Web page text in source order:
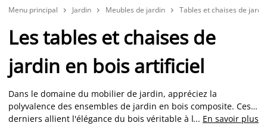
Menu principal  Jardin  Meubles de jardin  Tables et chaises de jardin
Les tables et chaises de
jardin en bois artificiel
Dans le domaine du mobilier de jardin, appréciez la
polyvalence des ensembles de jardin en bois composite. Ces
derniers allient l'élégance du bois véritable à la durabilité et
... En savoir plus